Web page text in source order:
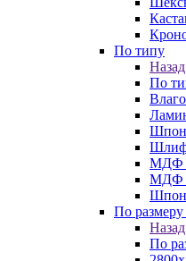
По типу
Назад
По
МДФ
МДФ
По размеру
Назад
По